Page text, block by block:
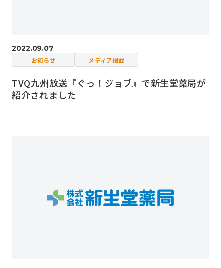
2022.09.07
お知らせ メディア掲載
TVQ九州放送『ぐっ！ジョブ』で新生堂薬局が
紹介されました